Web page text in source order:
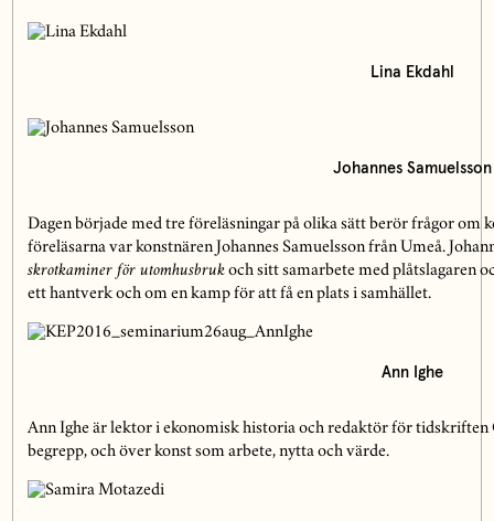
Lina Ekdahl
Johannes Samuelsson
Dagen började med tre föreläsningar på olika sätt berör frågor om
föreläsarna var konstnären Johannes Samuelsson från Umeå.
skrotkaminer för utomhusbrukoch sitt samarbete med plåtslagaren
ett hantverk och om en kamp för att få en plats i samhället.
Ann Ighe
Ann Ighe är lektor i ekonomisk historia och redaktör för
begrepp, och över konst som arbete, nytta och värde.